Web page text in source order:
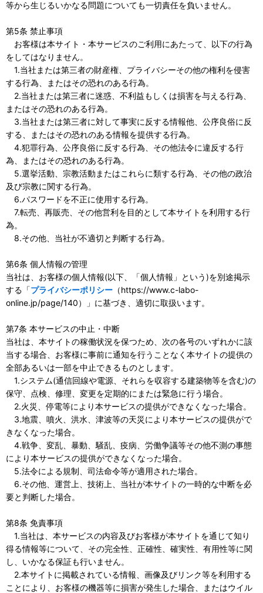
等から生じるいかなる問題についても一切責任を負いません。
第5条 禁止事項
お客様は本サイト・本サービスのご利用にあたって、以下の行為
をしてはなりません。
1.当社または第三者の財産権、プライバシーその他の権利を侵害
する行為、またはその恐れのある行為。
2.当社または第三者に迷惑、不利益もしくは損害を与える行為、
またはその恐れのある行為。
3.当社または第三者に対して事実に反する情報他、公序良俗に反
する、またはその恐れのある情報を提供する行為。
4.犯罪行為、公序良俗に反する行為、その他法令に違反する行
為、またはその恐れのある行為。
5.選挙活動、宗教活動またはこれらに類する行為、その他の政治
及び宗教に関する行為。
6.パスワードを不正に使用する行為。
7.転売、再販売、その他営利を目的として本サイトを利用する行
為。
8.その他、当社が不適切と判断する行為。
第6条 個人情報の管理
当社は、お客様の個人情報(以下、「個人情報」という)を別途掲示
する「プライバシーポリシー （https://www.c-labo-
online.jp/page/140）」に基づき、適切に取扱います。
第7条 本サービスの中止・中断
当社は、本サイトの稼働状況を保つため、次の各号のいずれかに該
当する場合、お客様に事前に通知を行うことなく本サイトの提供の
全部あるいは一部を中止できるものとします。
1.システム(通信回線や電源、それらを収容する建築物等を含む)の
保守、点検、修理、変更を定期的にまたは緊急に行う場合。
2.火災、停電等により本サービスの提供ができなくなった場合。
3.地震、噴火、洪水、津波等の天災により本サービスの提供がで
きなくなった場合。
4.戦争、変乱、暴動、騒乱、疫病、労働争議等その他不測の事態
により本サービスの提供ができなくなった場合。
5.法令による規制、司法命令等が適用された場合。
6.その他、運営上、技術上、当社が本サイトの一時的な中断を必
要と判断した場合。
第8条 免責事項
1.当社は、本サービスの内容及びお客様が本サイトを通じて知り
得る情報等について、その完全性、正確性、確実性、有用性等に関
し、いかなる保証も行いません。
2.本サイトに掲載されている情報、画像及びリンク等を利用する
ことにより、お客様の機器等に損害が発生した場合、またはウイル